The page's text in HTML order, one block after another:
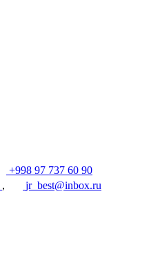
+998 97 737 60 90
,
jr_best@inbox.ru